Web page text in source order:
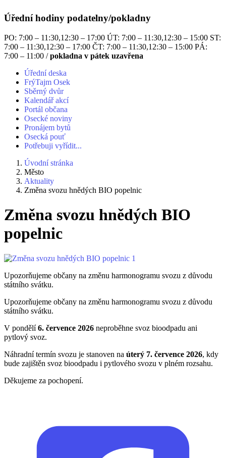
Úřední hodiny podatelny/pokladny
PO: 7:00 – 11:30,12:30 – 17:00 ÚT: 7:00 – 11:30,12:30 – 15:00 ST:
7:00 – 11:30,12:30 – 17:00 ČT: 7:00 – 11:30,12:30 – 15:00 PÁ:
7:00 – 11:00 /pokladna v pátek uzavřena
Úřední deska
FrýTajm Osek
Sběrný dvůr
Kalendář akcí
Portál občana
Osecké noviny
Pronájem bytů
Osecká pouť
Potřebuji vyřídit...
Úvodní stránka
Město
Aktuality
Změna svozu hnědých BIO popelnic
Změna svozu hnědých BIO
popelnic
Upozorňujeme občany na změnu harmonogramu svozu z důvodu
státního svátku.
Upozorňujeme občany na změnu harmonogramu svozu z důvodu
státního svátku.
V pondělí6. července 2026 neproběhne svoz bioodpadu ani
pytlový svoz.
Náhradní termín svozu je stanoven na úterý 7. července 2026, kdy
bude zajištěn svoz bioodpadu i pytlového svozu v plném rozsahu.
Děkujeme za pochopení.